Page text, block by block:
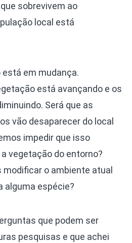
sobrevivem ao
local está
está em mudança.
está avançando e os
Será que as
vão desaparecer do local
impedir que isso
vegetação do entorno?
modificar o ambiente atual
alguma espécie?
que podem ser
pesquisas e que achei